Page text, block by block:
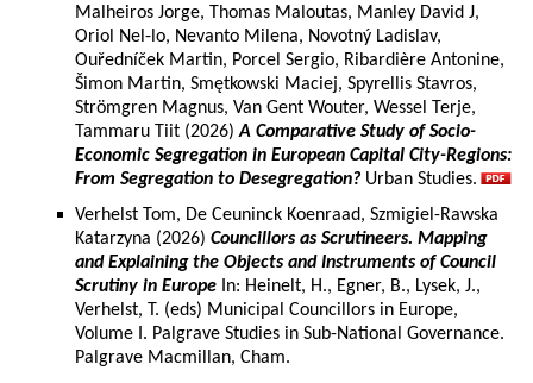
Malheiros Jorge, Thomas Maloutas, Manley David J,
Oriol Nel-lo, Nevanto Milena, Novotný Ladislav,
Ouředníček Martin, Porcel Sergio, Ribardière Antonine,
Šimon Martin, Smętkowski Maciej, Spyrellis Stavros,
Strömgren Magnus, Van Gent Wouter, Wessel Terje,
Tammaru Tiit (2026)A Comparative Study of Socio-
Economic Segregation in European Capital City-Regions:
From Segregation to Desegregation? Urban Studies.
Verhelst Tom, De Ceuninck Koenraad, Szmigiel-Rawska
Katarzyna (2026) Councillors as Scrutineers. Mapping
and Explaining the Objects and Instruments of Council
Scrutiny in Europe In: Heinelt, H., Egner, B., Lysek, J.,
Verhelst, T. (eds) Municipal Councillors in Europe,
Volume I. Palgrave Studies in Sub-National Governance.
Palgrave Macmillan, Cham.